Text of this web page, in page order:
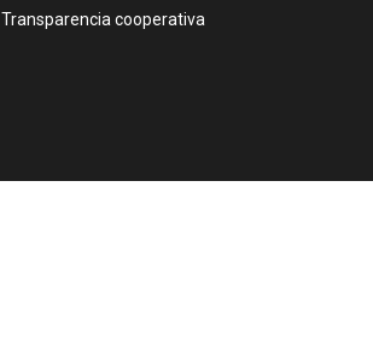
Transparencia cooperativa